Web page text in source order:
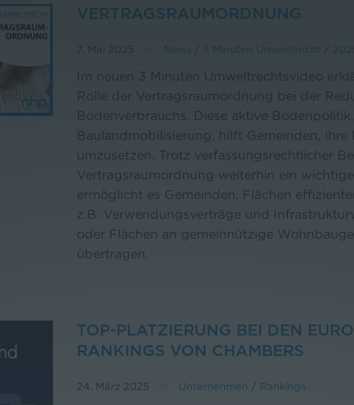
VERTRAGSRAUMORDNUNG
7. Mai 2025 News 3 Minuten Umweltrecht
Im neuen 3 Minuten Umweltrechtsvideo
Rolle der Vertragsraumordnung bei der
Bodenverbrauchs. Diese aktive
Baulandmobilisierung, hilft Gemeinden, ihre
umzusetzen. Trotz verfassungsrechtlicher
Vertragsraumordnung weiterhin ein
ermöglicht es Gemeinden, Flächen
z.B. Verwendungsverträge und
oder Flächen an gemeinnützige
übertragen.
TOP-PLATZIERUNG BEI DEN
RANKINGS VON CHAMBERS
24. März 2025 Unternehmen / Rankings